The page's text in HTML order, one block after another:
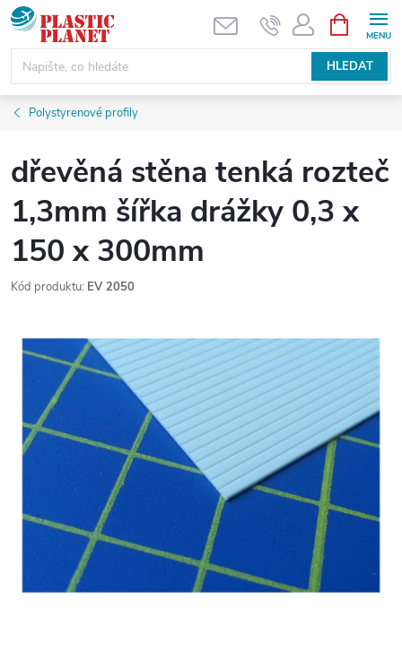
Přejít
na
obsah
HLEDAT
NÁKUPNÍ
KOŠÍK
Polystyrenové profily
dřevěná stěna tenká rozteč
1,3mm šířka drážky 0,3 x
150 x 300mm
Kód produktu: EV 2050